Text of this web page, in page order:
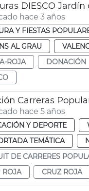
DIESCO Jardín
hace 3 años
Y FIESTAS
AL GRAU
ROJA
DONACIÓN
Carreras
hace 5 años
Y DEPORTE
TEMÁTICA
DE CARRERES
ROJA
CRUZ ROJA